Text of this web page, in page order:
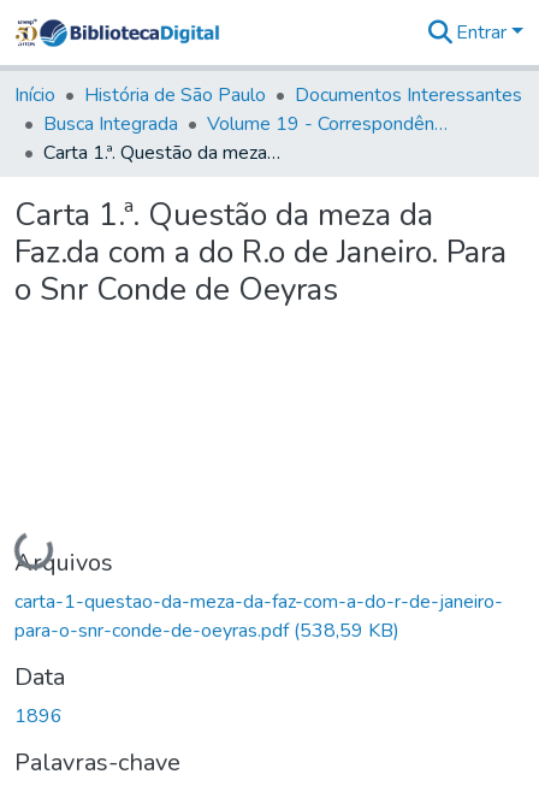
&
Coleções
Tudo na
Biblioteca
Estatísticas
Entrar
Início História de São Paulo
Documentos Interessantes
Busca Integrada
Volume 19 - Correspondência do Capital General D. Luiz Antonio de Souza (1767- 70)
Carta 1.ª. Questão da meza da Faz.da com a do R.o de Janeiro. Para o Snr Conde de Oeyras
Carta 1.ª. Questão da meza da
Faz.da com a do R.o de Janeiro. Para
o Snr Conde de Oeyras
Carregando...
Arquivos
carta-1-questao-da-meza-da-faz-com-a-do-r-de-janeiro-
para-o-snr-conde-de-oeyras.pdf(538,59 KB)
Data
1896
Palavras-chave